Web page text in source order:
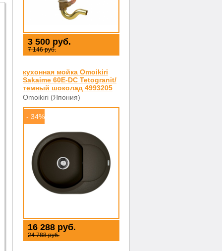
3 500 руб.
7 146 руб.
кухонная мойка Omoikiri
Sakaime 60E-DC Tetogranit/
темный шоколад 4993205
Omoikiri (Япония)
- 34%
16 288 руб.
24 788 руб.